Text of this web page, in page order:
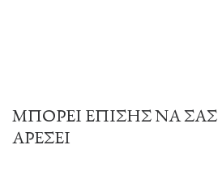
ΜΠΟΡΕΊ ΕΠΊΣΗΣ ΝΑ ΣΑΣ
ΑΡΈΣΕΙ